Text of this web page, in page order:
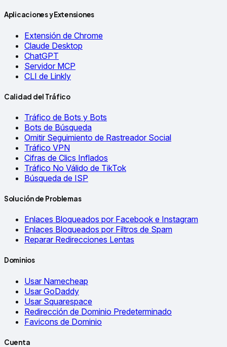
Aplicaciones y Extensiones
Extensión de Chrome
Claude Desktop
ChatGPT
Servidor MCP
CLI de Linkly
Calidad del Tráfico
Tráfico de Bots y Bots
Bots de Búsqueda
Omitir Seguimiento de Rastreador Social
Tráfico VPN
Cifras de Clics Inflados
Tráfico No Válido de TikTok
Búsqueda de ISP
Solución de Problemas
Enlaces Bloqueados por Facebook e Instagram
Enlaces Bloqueados por Filtros de Spam
Reparar Redirecciones Lentas
Dominios
Usar Namecheap
Usar GoDaddy
Usar Squarespace
Redirección de Dominio Predeterminado
Favicons de Dominio
Cuenta